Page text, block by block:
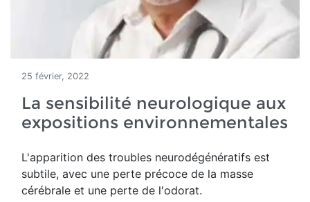
25 février, 2022
La sensibilité neurologique aux
expositions environnementales
L'apparition des troubles neurodégénératifs est
subtile, avec une perte précoce de la masse
cérébrale et une perte de l'odorat.